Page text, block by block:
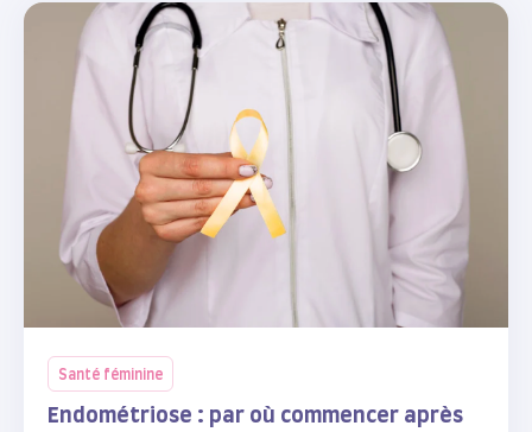
Santé féminine
Endométriose : par où commencer après